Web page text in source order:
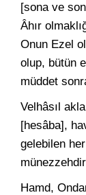
[sona ve
Âhır
Onun Ezel
olup, bütün
müddet
Velhâsıl
[hesâba],
gelebilen
Hamd,